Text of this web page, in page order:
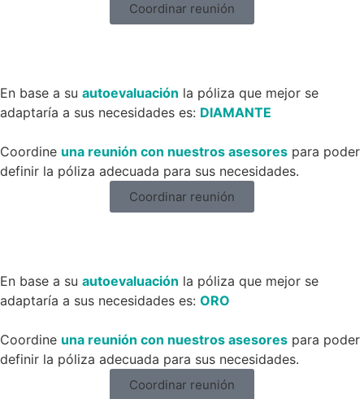
Coordinar reunión
En base a su autoevaluación la póliza que mejor se
adaptaría a sus necesidades es: DIAMANTE
Coordine una reunión con nuestros asesores para poder
definir la póliza adecuada para sus necesidades.
Coordinar reunión
En base a su autoevaluación la póliza que mejor se
adaptaría a sus necesidades es: ORO
Coordine una reunión con nuestros asesores para poder
definir la póliza adecuada para sus necesidades.
Coordinar reunión